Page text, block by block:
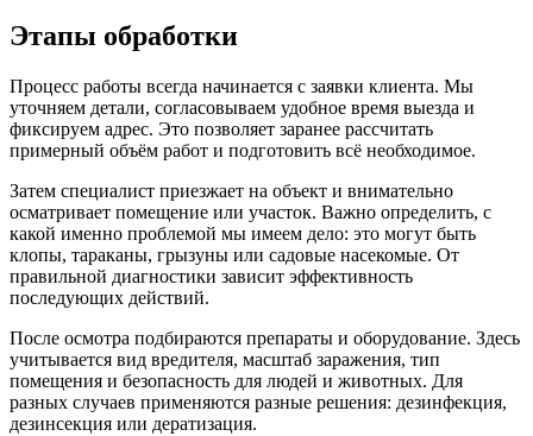
Этапы обработки
Процесс работы всегда начинается с заявки клиента. Мы
уточняем детали, согласовываем удобное время выезда и
фиксируем адрес. Это позволяет заранее рассчитать
примерный объём работ и подготовить всё необходимое.
Затем специалист приезжает на объект и внимательно
осматривает помещение или участок. Важно определить, с
какой именно проблемой мы имеем дело: это могут быть
клопы, тараканы, грызуны или садовые насекомые. От
правильной диагностики зависит эффективность
последующих действий.
После осмотра подбираются препараты и оборудование. Здесь
учитывается вид вредителя, масштаб заражения, тип
помещения и безопасность для людей и животных. Для
разных случаев применяются разные решения: дезинфекция,
дезинсекция или дератизация.